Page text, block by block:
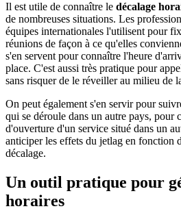
Il est utile de connaître le décalage
de nombreuses situations. Les
équipes internationales l'utilisent pour
réunions de façon à ce qu'elles
s'en servent pour connaître l'heure
place. C'est aussi très pratique pour
sans risquer de le réveiller au milieu de
On peut également s'en servir pour
qui se déroule dans un autre pays, pour
d'ouverture d'un service situé dans un
anticiper les effets du jetlag en fonction
décalage.
Un outil pratique pour
horaires